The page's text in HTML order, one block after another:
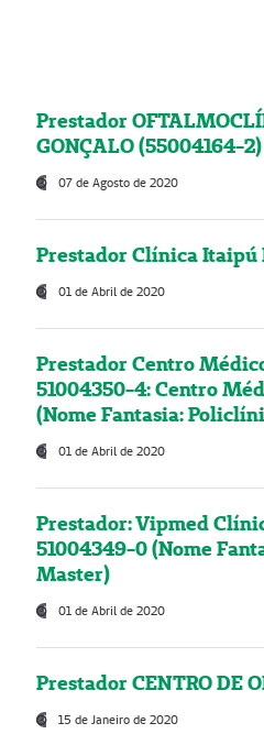
Prestador
GONÇALO (55004164-2)
07 de Agosto de 2020
Prestador Clínica Itaipú
01 de Abril de 2020
Prestador Centro
51004350-4: Centro
(Nome Fantasia:
01 de Abril de 2020
Prestador: Vipmed
51004349-0 (Nome
Master)
01 de Abril de 2020
Prestador CENTRO DE
15 de Janeiro de 2020